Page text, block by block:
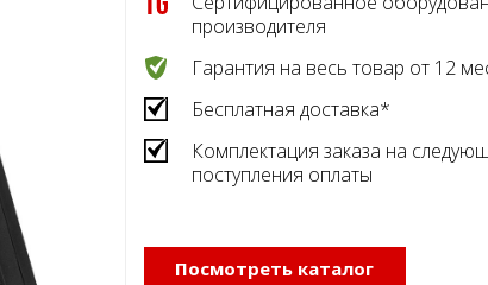
производителя
Гарантия на весь товар от 12
Бесплатная доставка*
Комплектация заказа на
поступления оплаты
Посмотреть каталог